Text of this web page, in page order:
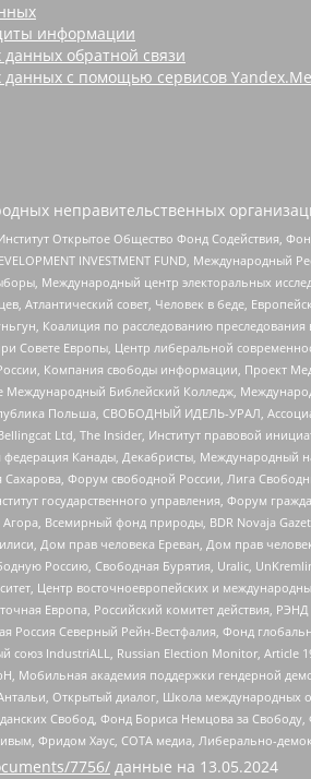
информации
обратной связи
данных с помощью сервисов
неправительственных
Открытое Общество Фонд Содействия,
INVESTMENT FUND, Международный
Международный центр электоральных
Атлантический совет, Человек в беде,
Коалиция по расследованию
Совете Европы, Центр либеральной
Компания свободы информации, Проект
Библейский Колледж,
Польша, СВОБОДНЫЙ ИДЕЛЬ-УРАЛ,
Ltd, The Insider, Институт правовой
Канады, Декабристы, Международный
Форум свободной России, Лига
государственного управления, Форум
Всемирный фонд природы, BDR Novaja
Дом прав человека Ереван, Дом прав
Россию, Свободная Бурятия, Uralic,
Центр восточноевропейских и
Европа, Российский комитет действия,
Россия Северный Рейн-Вестфалия, Фонд
союз IndustriALL, Russian Election Monitor,
Мобильная академия поддержки гендерной
Открытый диалог, Школа
Свобод, Фонд Бориса Немцова за
Фридом Хаус, СОТА медиа, Либерально-
7756/ данные на 13.05.2024